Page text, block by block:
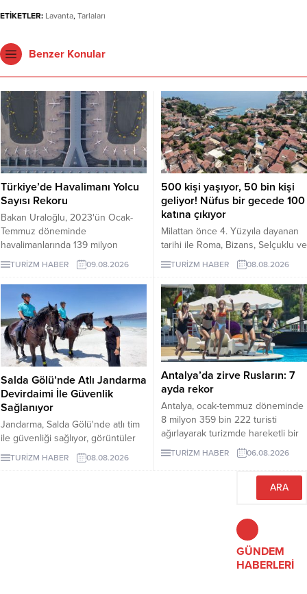
ETİKETLER: Lavanta, Tarlaları
Benzer Konular
Türkiye’de Havalimanı Yolcu
Sayısı Rekoru
Bakan Uraloğlu, 2023'ün Ocak-
Temmuz döneminde
havalimanlarında 139 milyon
yolcuya hizmet verildiğini açıkladı.
TURİZM HABER 09.08.2026
500 kişi yaşıyor, 50 bin kişi
geliyor! Nüfus bir gecede 100
katına çıkıyor
Milattan önce 4. Yüzyıla dayanan
tarihi ile Roma, Bizans, Selçuklu ve
Osmanlı dönemlerine ev sahipliği
yapan Antalya'nın turizm merkezi
Kaleiçi'nin yaklaşık 500 kişi olan
nüfusu özellikle yaz ayları ve
turizm döneminde 100 katına
çıkıyor.
TURİZM HABER 08.08.2026
Salda Gölü’nde Atlı Jandarma
Devirdaimi İle Güvenlik
Sağlanıyor
Jandarma, Salda Gölü'nde atlı tim
ile güvenliği sağlıyor, görüntüler
sosyal medyada yoğun ilgi gördü.
TURİZM HABER 08.08.2026
Antalya’da zirve Rusların: 7
ayda rekor
Antalya, ocak-temmuz döneminde
8 milyon 359 bin 222 turisti
ağırlayarak turizmde hareketli bir
dönemi geride bıraktı. 1 milyon
979 bin ziyaretçiyle listenin ilk
sırasında yer alan Ruslar, kente
gelen her 4 turistten birini
TURİZM HABER 06.08.2026
GÜNDEM
HABERLERİ